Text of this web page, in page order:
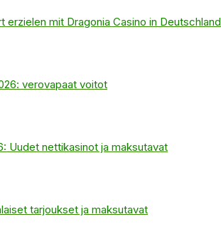
mit Dragonia Casino in Deutschland
verovapaat voitot
Uudet nettikasinot ja maksutavat
tarjoukset ja maksutavat